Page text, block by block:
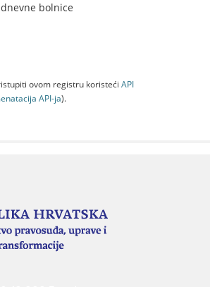
bolnice
ovom registru koristeći API
API-jа).